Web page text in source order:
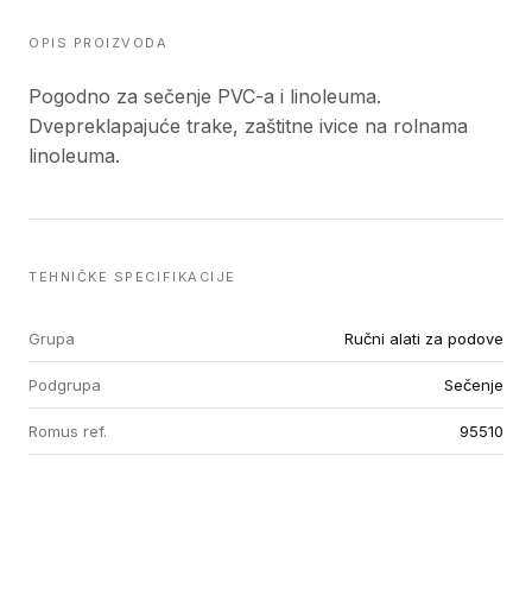
OPIS PROIZVODA
Pogodno za sečenje PVC-a i linoleuma.
Dvepreklapajuće trake, zaštitne ivice na rolnama
linoleuma.
TEHNIČKE SPECIFIKACIJE
Grupa Ručni alati za podove
Podgrupa Sečenje
Romus ref. 95510